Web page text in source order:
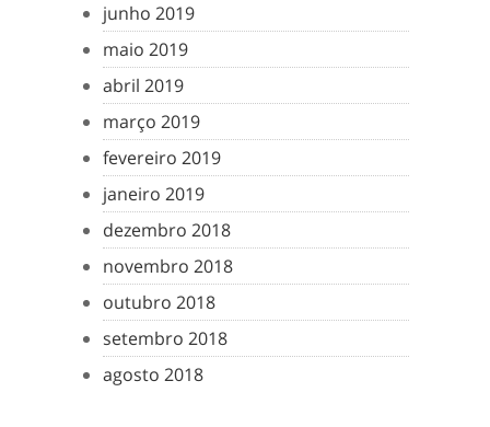
junho 2019
maio 2019
abril 2019
março 2019
fevereiro 2019
janeiro 2019
dezembro 2018
novembro 2018
outubro 2018
setembro 2018
agosto 2018